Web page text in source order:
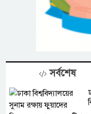
সর্বশেষ